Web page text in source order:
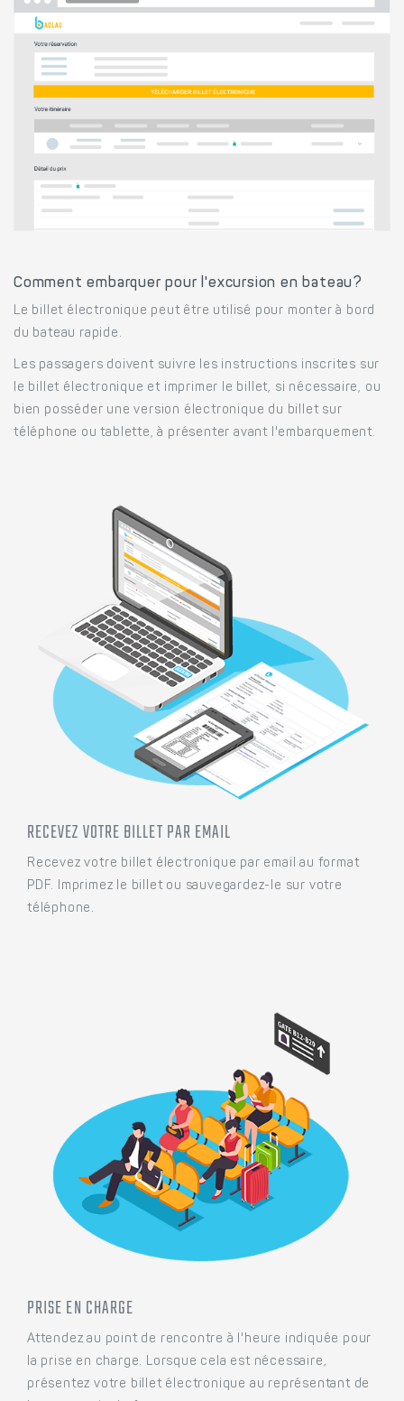
Comment embarquer pour l'excursion en bateau?
Le billet électronique peut être utilisé pour monter à bord
du bateau rapide.
Les passagers doivent suivre les instructions inscrites sur
le billet électronique et imprimer le billet, si nécessaire, ou
bien posséder une version électronique du billet sur
téléphone ou tablette, à présenter avant l'embarquement.
RECEVEZ VOTRE BILLET PAR EMAIL
Recevez votre billet électronique par email au format
PDF. Imprimez le billet ou sauvegardez-le sur votre
téléphone.
PRISE EN CHARGE
Attendez au point de rencontre à l'heure indiquée pour
la prise en charge. Lorsque cela est nécessaire,
présentez votre billet électronique au représentant de